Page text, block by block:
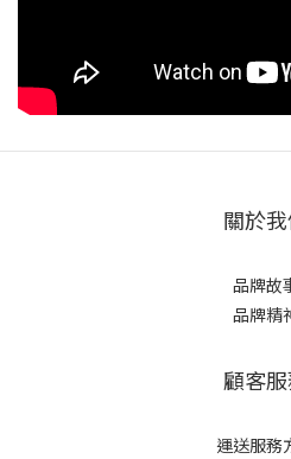
關於
品牌故
品牌精
顧客
運送服務